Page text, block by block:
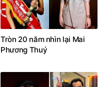
Tròn 20 năm nhìn lại Mai
Phương Thuý